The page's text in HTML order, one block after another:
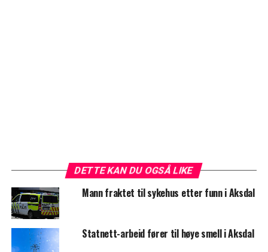
DETTE KAN DU OGSÅ LIKE
Mann fraktet til sykehus etter funn i Aksdal
Statnett-arbeid fører til høye smell i Aksdal